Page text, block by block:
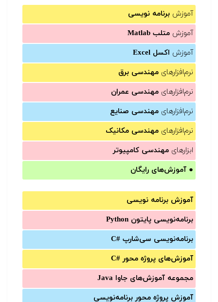
آموزش برنامه نویسی
آموزش متلب Matlab
آموزش اکسل Excel
نرم‌افزارهای مهندسی برق
نرم‌افزارهای مهندسی عمران
نرم‌افزارهای مهندسی صنایع
نرم‌افزارهای مهندسی مکانیک
ابزارهای مهندسی کامپیوتر
● آموزش‌های رایگان
آموزش برنامه نویسی
برنامه‌نویسی پایتون Python
برنامه‌‌نویسی سی‌شارپ C#‎
آموزش‌های پروژه محور #C
مجموعه آموزش‌های جاوا Java
آموزش‌ پروژه محور برنامه‌نویسی